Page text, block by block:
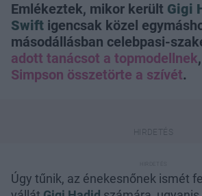
Emlékeztek, mikor került Gigi
Swift igencsak közel
másodállásban celebpasi-
adott tanácsot a topmodellnek
Simpson összetörte a szívét.
Úgy tűnik, az énekesnőnek ismét